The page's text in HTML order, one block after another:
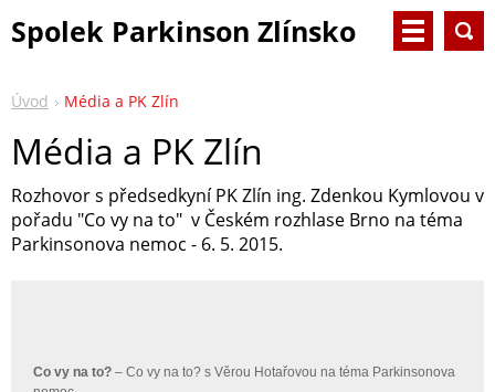
Spolek Parkinson Zlínsko
Úvod Média a PK Zlín
Média a PK Zlín
Rozhovor s předsedkyní PK Zlín ing. Zdenkou Kymlovou v
pořadu "Co vy na to" v Českém rozhlase Brno na téma
Parkinsonova nemoc - 6. 5. 2015.